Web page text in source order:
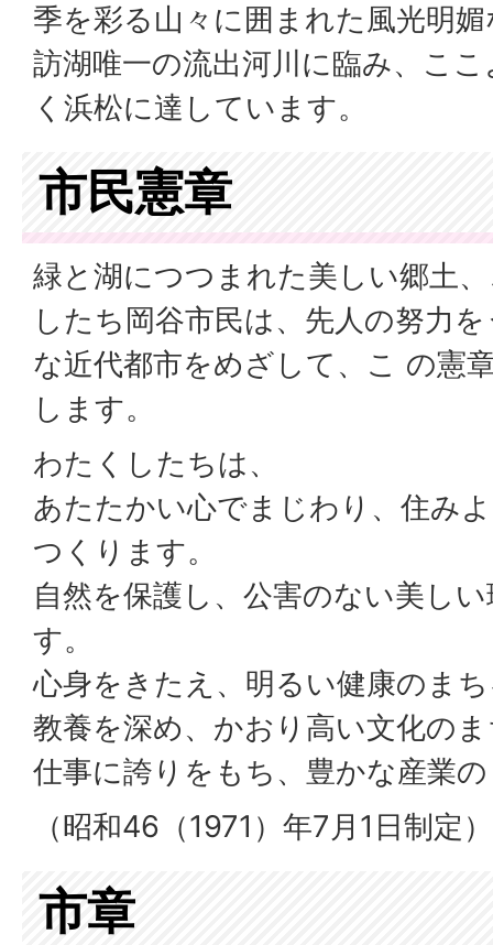
季を彩る山々に囲まれた風光明
訪湖唯一の流出河川に臨み、こ
く浜松に達しています。
市民憲章
緑と湖につつまれた美しい郷土
したち岡谷市民は、先人の努力
な近代都市をめざして、こ の憲
します。
わたくしたちは、
あたたかい心でまじわり、住み
つくります。
自然を保護し、公害のない美し
す。
心身をきたえ、明るい健康のま
教養を深め、かおり高い文化の
仕事に誇りをもち、豊かな産業
（昭和46（1971）年7月1日制定）
市章